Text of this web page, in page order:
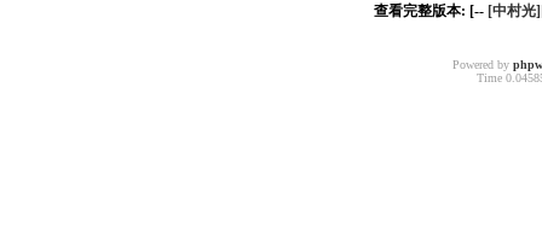
查看完整版本: [-- [中村
Powered by
Time